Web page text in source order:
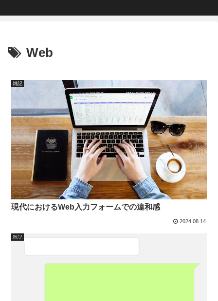
Web
雑記
現代におけるWeb入力フォームでの違和感
2024.08.14
雑記